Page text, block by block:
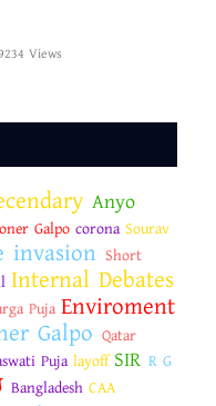
Views
Anyo
Galpo corona Sourav
invasion Short
Internal Debates
Puja Enviroment
Galpo Qatar
Puja layoff SIR R G
Bangladesh CAA